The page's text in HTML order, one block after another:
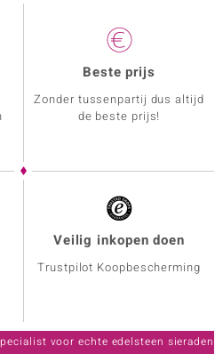
Beste prijs
Zonder tussenpartij dus altijd
de beste prijs!
Veilig inkopen doen
Trustpilot Koopbescherming
voor echte edelsteen sieraden